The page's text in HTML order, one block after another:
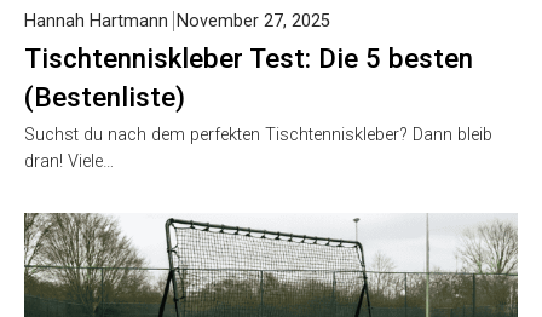
Tischtenniskleber Test: Die 5 besten
(Bestenliste)
Suchst du nach dem perfekten Tischtenniskleber? Dann bleib
dran! Viele…